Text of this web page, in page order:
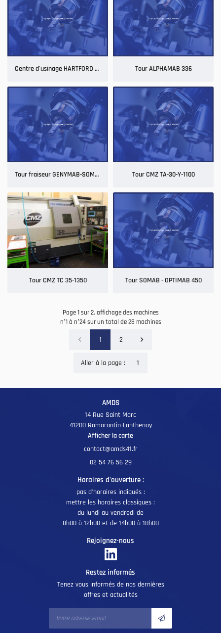
Centre d'usinage HARTFORD HCMC Tour ALPHAMAB 336
Tour fraiseur GENYMAB-SOMAB Tour CMZ TA-30-Y-1100
Tour CMZ TC 35-1350 Tour SOMAB - OPTIMAB 450
Page 1 sur 2, affichage des machines
n°1 à n°24 sur un total de 28 machines
1 2
Aller à la page :
AMDS
14 Rue Saint Marc
41200 Romorantin-Lanthenay
Afficher la carte
02 54 76 56 29
Horaires d'ouverture :
pas d’horaires indiqués :
mettre les horaires classiques :
du lundi au vendredi de
8h00 à 12h00 et de 14h00 à 18h00
Rejoignez-nous
Restez informés
Tenez vous informés de nos dernières
offres et actualités